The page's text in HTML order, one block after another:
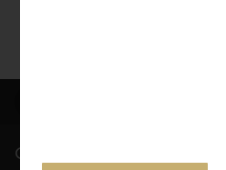
Gerne für Sie da